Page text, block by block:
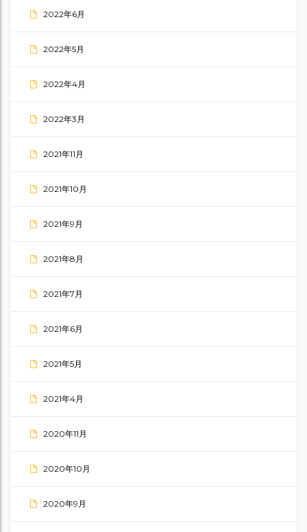
2022年6月
2022年5月
2022年4月
2022年3月
2021年11月
2021年10月
2021年9月
2021年8月
2021年7月
2021年6月
2021年5月
2021年4月
2020年11月
2020年10月
2020年9月